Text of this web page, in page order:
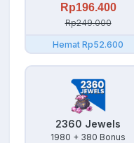
Rp196.400
Rp249.000
Hemat Rp52.600
2360 Jewels
1980 + 380 Bonus